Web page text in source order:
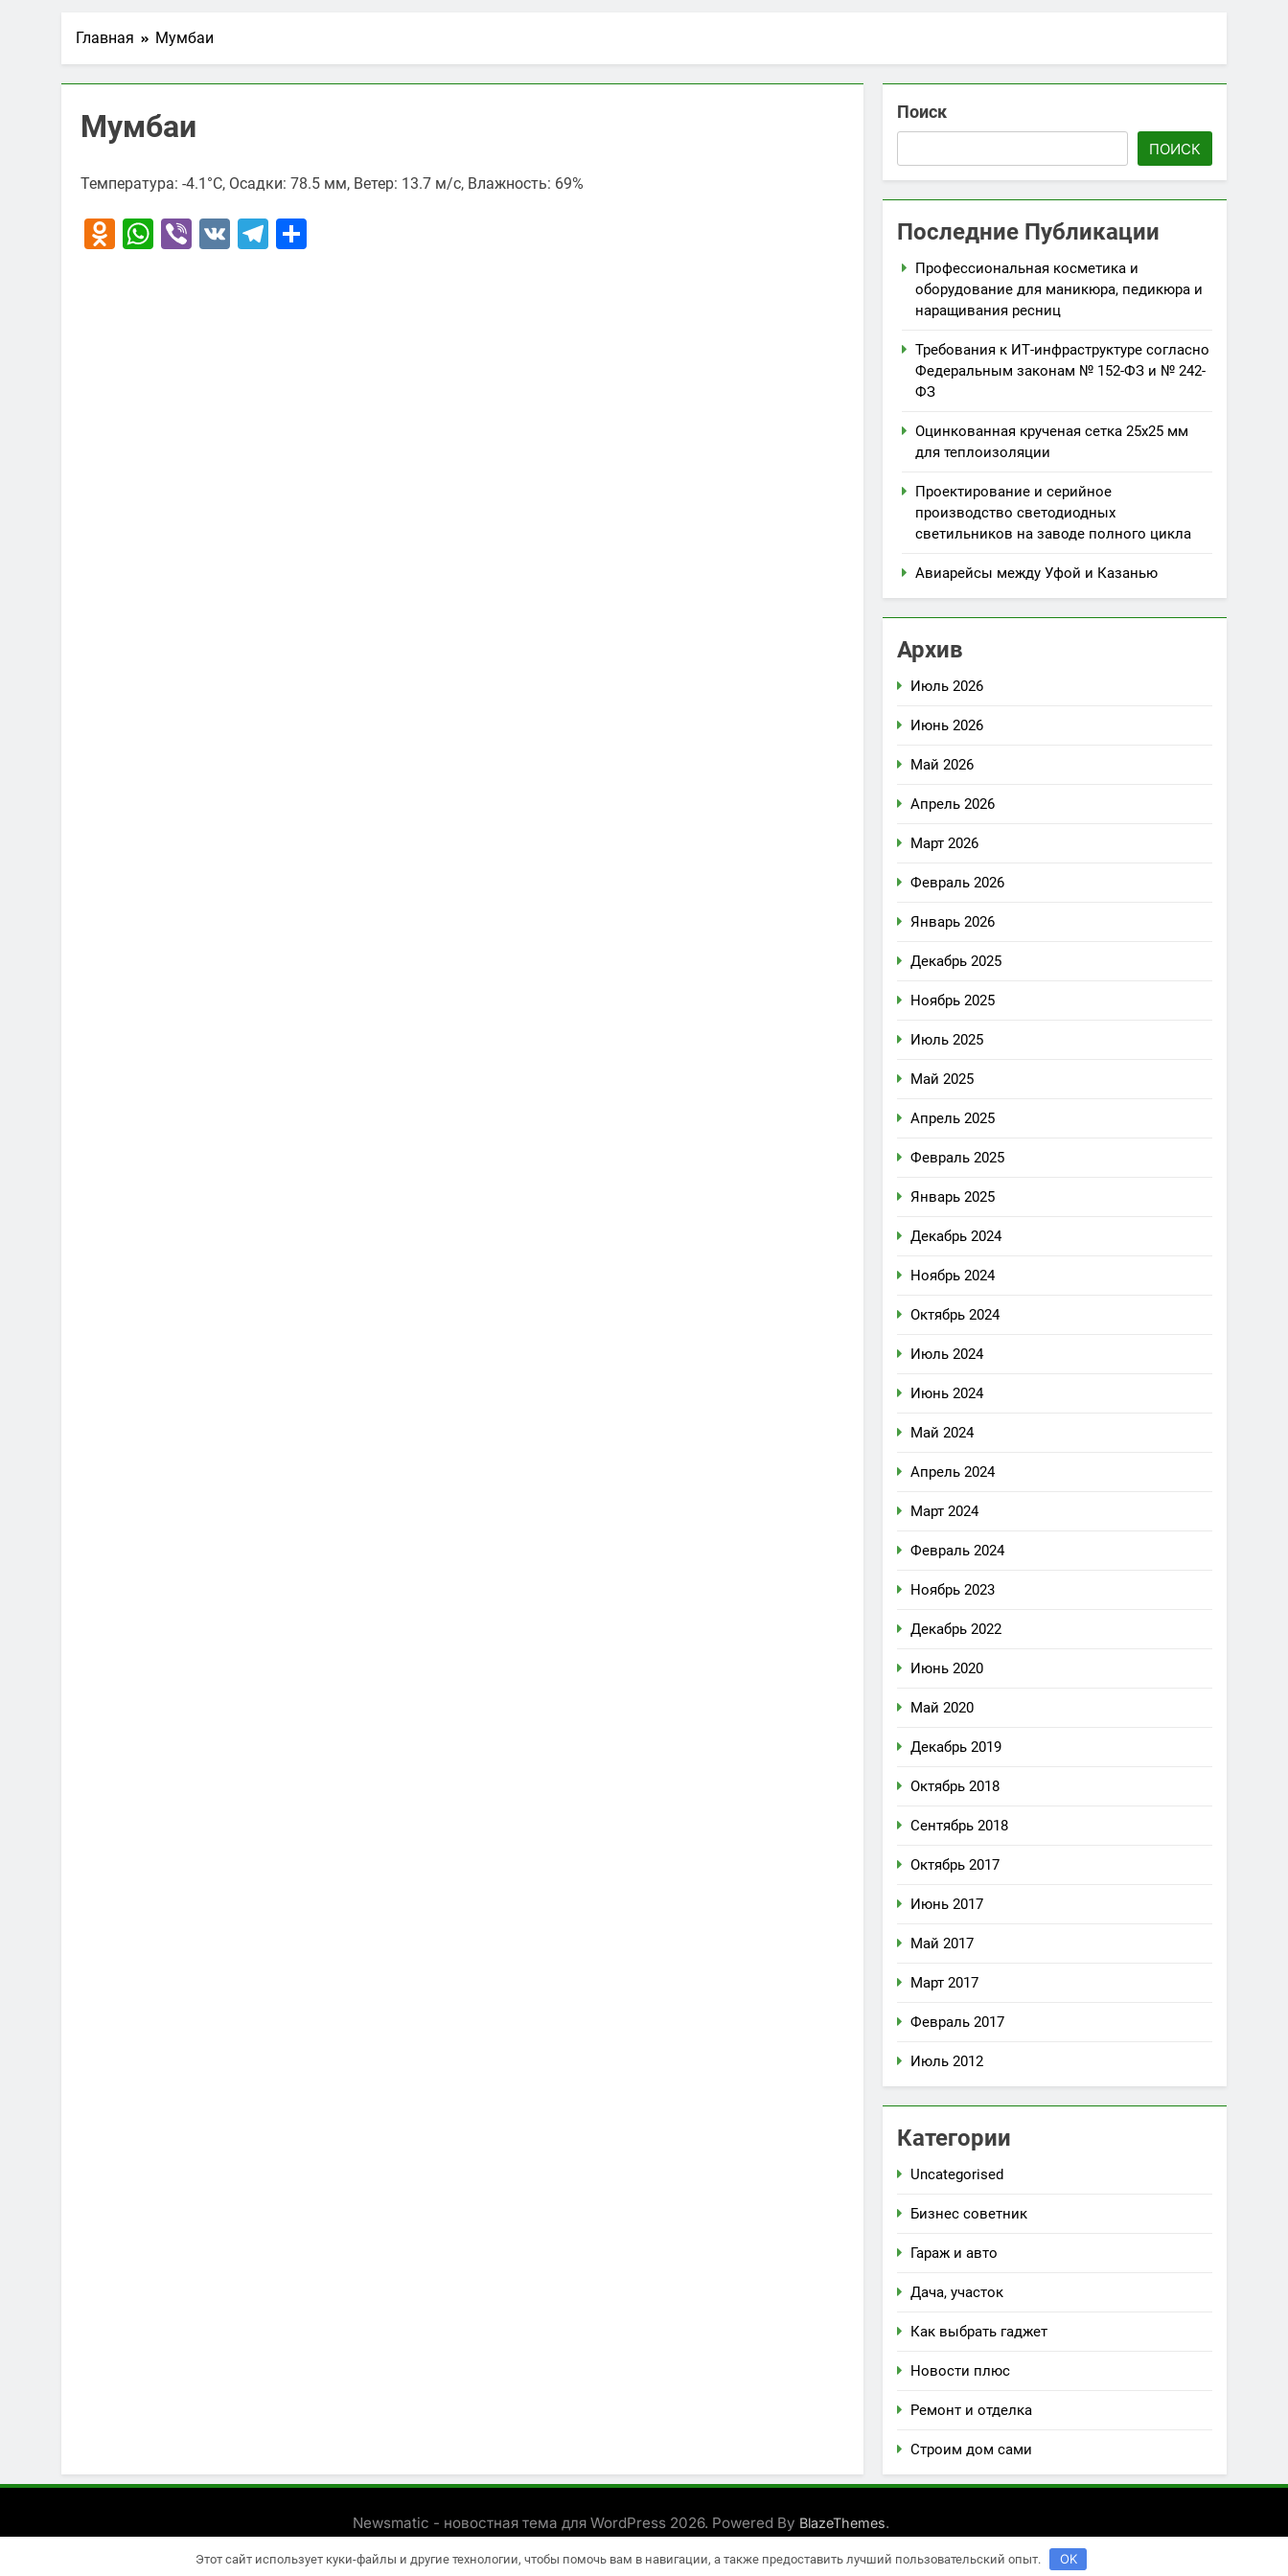
Главная Мумбаи
Мумбаи
Температура: -4.1°C, Осадки: 78.5 мм, Ветер: 13.7 м/с, Влажность: 69%
Odnoklassniki
WhatsApp
Viber
VK Telegram
Поиск
ПОИСК
Последние Публикации
Профессиональная косметика и
оборудование для маникюра, педикюра и
наращивания ресниц
Требования к ИТ-инфраструктуре согласно
Федеральным законам № 152-ФЗ и № 242-
ФЗ
Оцинкованная крученая сетка 25х25 мм
для теплоизоляции
Проектирование и серийное
производство светодиодных
светильников на заводе полного цикла
Авиарейсы между Уфой и Казанью
Архив
Июль 2026
Июнь 2026
Май 2026
Апрель 2026
Март 2026
Февраль 2026
Январь 2026
Декабрь 2025
Ноябрь 2025
Июль 2025
Май 2025
Апрель 2025
Февраль 2025
Январь 2025
Декабрь 2024
Ноябрь 2024
Октябрь 2024
Июль 2024
Июнь 2024
Май 2024
Апрель 2024
Март 2024
Февраль 2024
Ноябрь 2023
Декабрь 2022
Июнь 2020
Май 2020
Декабрь 2019
Октябрь 2018
Сентябрь 2018
Октябрь 2017
Июнь 2017
Май 2017
Март 2017
Февраль 2017
Июль 2012
Категории
Uncategorised
Бизнес советник
Гараж и авто
Дача, участок
Как выбрать гаджет
Новости плюс
Ремонт и отделка
Строим дом сами
Newsmatic - новостная тема для WordPress 2026. Powered By BlazeThemes.
Этот сайт использует куки-файлы и другие технологии, чтобы помочь вам в навигации, а также предоставить лучший пользовательский опыт. OK